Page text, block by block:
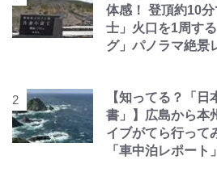
体感！ 登頂約10
士」火口を1周す
グ」パノラマ絶景
【知ってる？「
書」】広島から本
イブがてら行って
「車中泊レポート」